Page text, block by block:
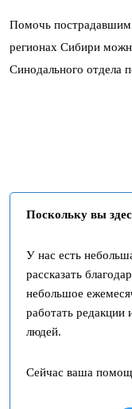
Помочь пострадавшим
регионах Сибири
Синодального отдела
Поскольку вы
У нас есть
рассказать
небольшое
работать редакции
людей.
Сейчас ваша